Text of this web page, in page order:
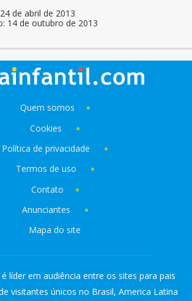
24 de abril de 2013
14 de outubro de 2013
Quem somos
Cookies
Política de privacidade
Termos de uso
Contato
Anunciantes
Mapa do site
líder em audiência entre os sites para pais
visitantes únicos no Brasil, America Latina